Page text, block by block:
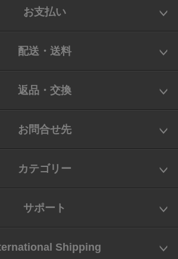
お支払い
配送・送料
返品・交換
お問合せ先
カテゴリー
サポート
Shipping